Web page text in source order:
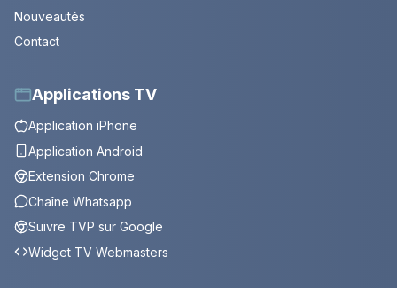
Nouveautés
Contact
Applications TV
Application iPhone
Application Android
Extension Chrome
Chaîne Whatsapp
Suivre TVP sur Google
Widget TV Webmasters